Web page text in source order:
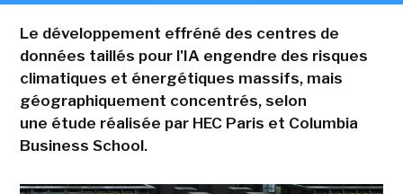
Le développement effréné des centres de
données taillés pour l'IA engendre des risques
climatiques et énergétiques massifs, mais
géographiquement concentrés, selon
une étude réalisée par HEC Paris et Columbia
Business School.